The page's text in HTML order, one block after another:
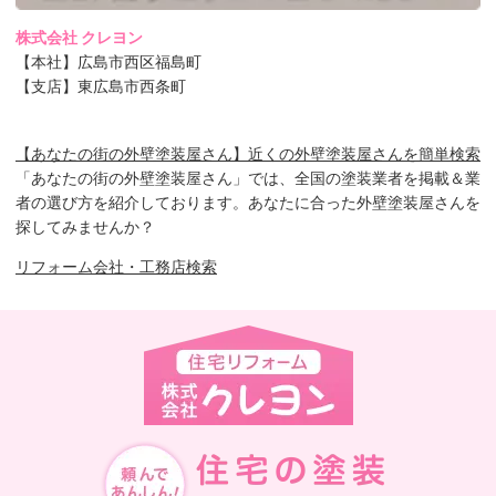
株式会社 クレヨン
【本社】広島市西区福島町
【支店】東広島市西条町
【あなたの街の外壁塗装屋さん】近くの外壁塗装屋さんを簡単検索
「あなたの街の外壁塗装屋さん」では、全国の塗装業者を掲載＆業
者の選び方を紹介しております。あなたに合った外壁塗装屋さんを
探してみませんか？
リフォーム会社・工務店検索